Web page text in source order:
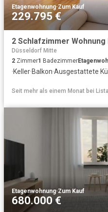
Etagenwohnung·Zum Kauf
229.795 €
Düsseldorf Mitte
2 Zimmer1 Badezimmer
·Keller·Balkon·Ausgestattete
Seit mehr als einem Monat bei
Etagenwohnung·Zum Kauf
680.000 €